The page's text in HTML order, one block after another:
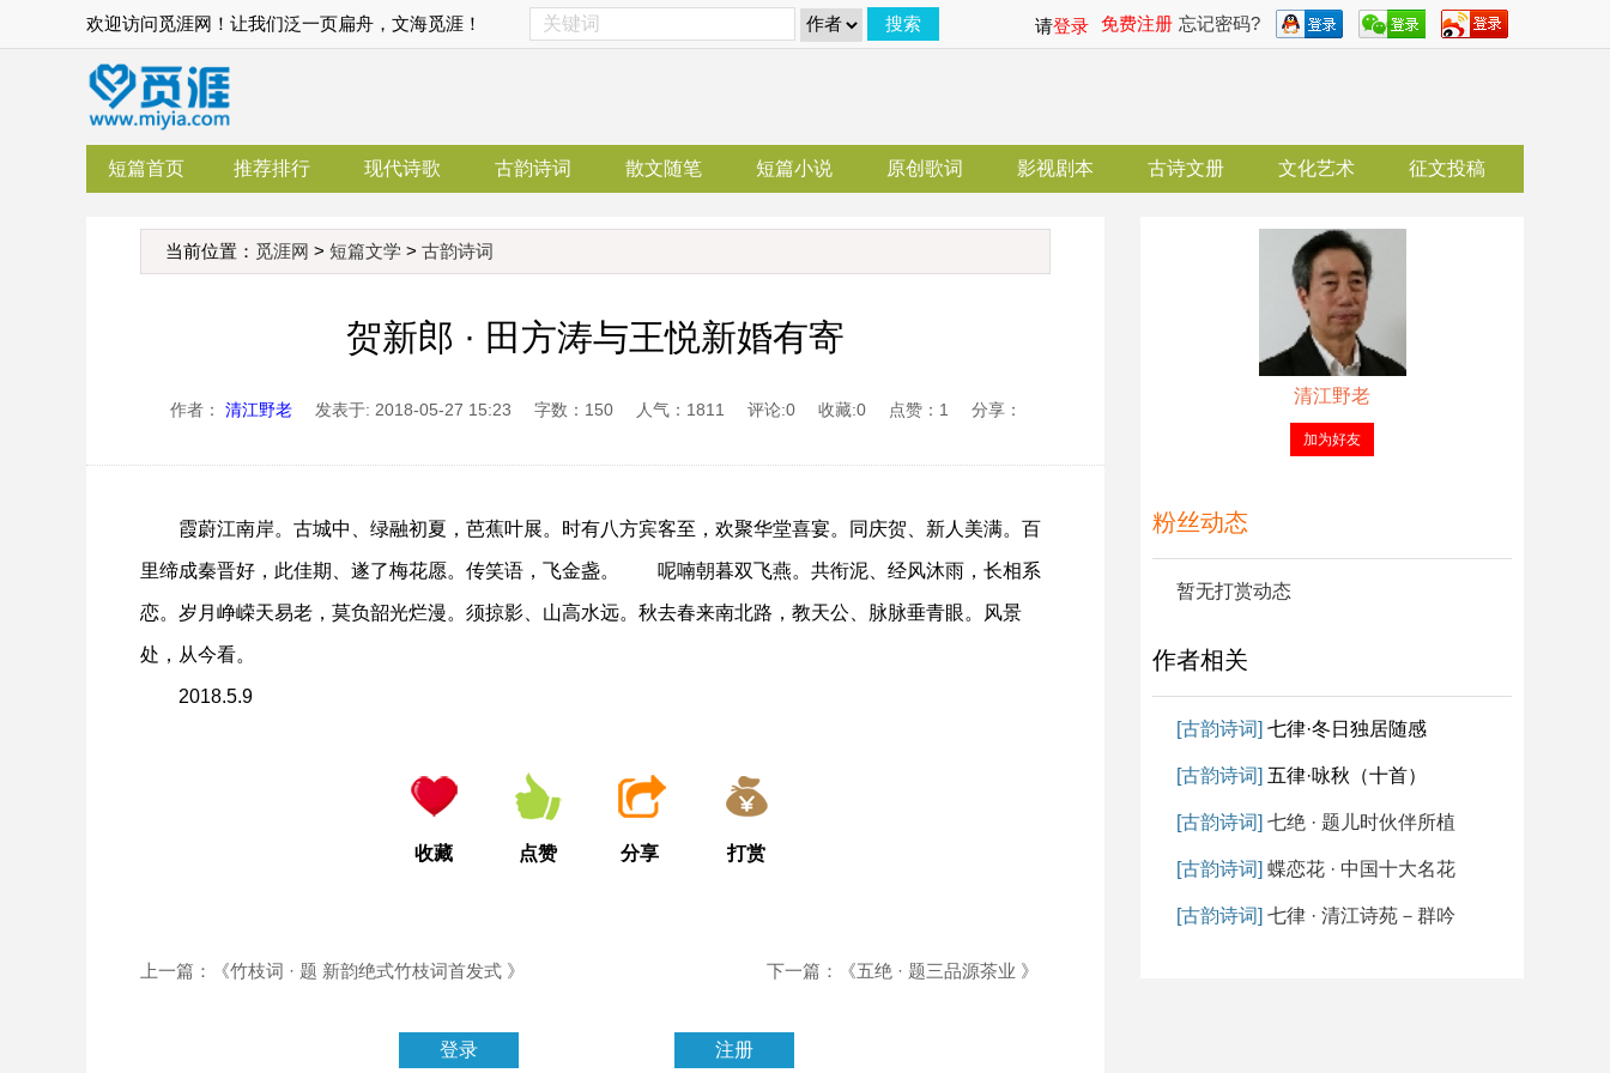
欢迎访问觅涯网！让我们泛一页扁舟，文海觅涯！ 搜索 请登录 免费注册 忘记密码?
短篇首页 推荐排行 现代诗歌 古韵诗词 散文随笔 短篇小说 原创歌词 影视剧本 古诗文册 文化艺术 征文投稿
当前位置： 觅涯网 > 短篇文学 > 古韵诗词
贺新郎 · 田方涛与王悦新婚有寄
作者： 清江野老 发表于: 2018-05-27 15:23 字数：150 人气：1811 评论:0 收藏:0 点赞：1 分享：
霞蔚江南岸。古城中、绿融初夏，芭蕉叶展。时有八方宾客至，欢聚华堂喜宴。同庆贺、新人美满。百
里缔成秦晋好，此佳期、遂了梅花愿。传笑语，飞金盏。 呢喃朝暮双飞燕。共衔泥、经风沐雨，长相系
恋。岁月峥嵘天易老，莫负韶光烂漫。须掠影、山高水远。秋去春来南北路，教天公、脉脉垂青眼。风景
处，从今看。
2018.5.9
收藏 点赞 分享 打赏
上一篇：《竹枝词 · 题 新韵绝式竹枝词首发式 》 下一篇：《五绝 · 题三品源茶业 》
清江野老
加为好友
粉丝动态
暂无打赏动态
作者相关
[古韵诗词] 七律·冬日独居随感
[古韵诗词] 五律·咏秋（十首）
[古韵诗词] 七绝 · 题儿时伙伴所植
[古韵诗词] 蝶恋花 · 中国十大名花
[古韵诗词] 七律 · 清江诗苑－群吟